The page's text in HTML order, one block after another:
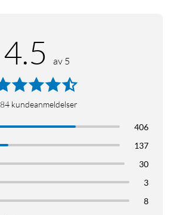
4.5 av 5
kundeanmeldelser
406
137
30
3
8